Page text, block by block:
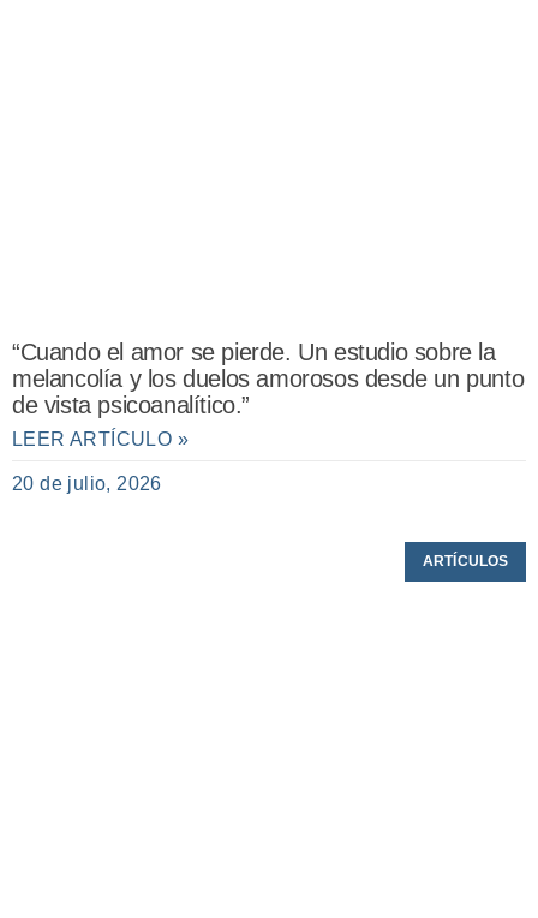
“Cuando el amor se pierde. Un estudio sobre la
melancolía y los duelos amorosos desde un punto
de vista psicoanalítico.”
LEER ARTÍCULO »
20 de julio, 2026
ARTÍCULOS